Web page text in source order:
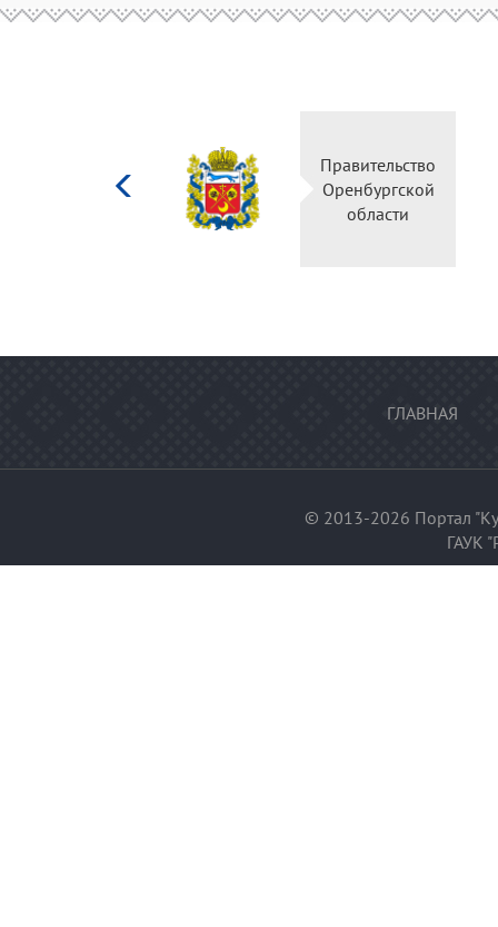
Правительство
Оренбургской
области
ГЛАВНАЯ
© 2013-2026 Портал
ГАУК